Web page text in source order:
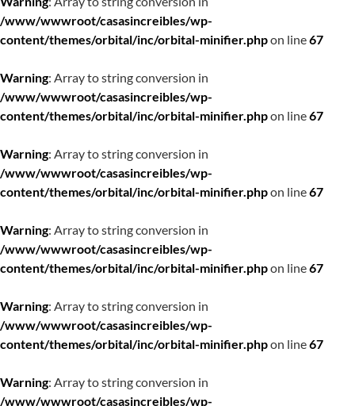
/www/wwwroot/casasincreibles/wp-
content/themes/orbital/inc/orbital-minifier.phpon line67
Warning: Array to string conversion in
/www/wwwroot/casasincreibles/wp-
content/themes/orbital/inc/orbital-minifier.phpon line67
Warning: Array to string conversion in
/www/wwwroot/casasincreibles/wp-
content/themes/orbital/inc/orbital-minifier.phpon line67
Warning: Array to string conversion in
/www/wwwroot/casasincreibles/wp-
content/themes/orbital/inc/orbital-minifier.phpon line67
Warning: Array to string conversion in
/www/wwwroot/casasincreibles/wp-
content/themes/orbital/inc/orbital-minifier.phpon line67
Warning: Array to string conversion in
/www/wwwroot/casasincreibles/wp-